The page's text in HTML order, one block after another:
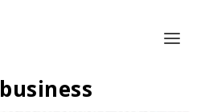
business